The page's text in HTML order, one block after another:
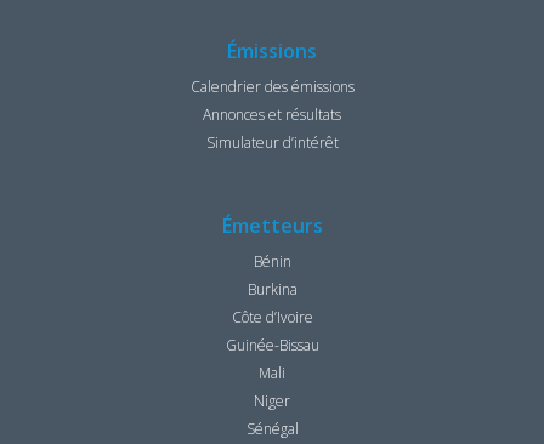
Émissions
Calendrier des émissions
Annonces et résultats
Simulateur d’intérêt
Émetteurs
Bénin
Burkina
Côte d’Ivoire
Guinée-Bissau
Mali
Niger
Sénégal